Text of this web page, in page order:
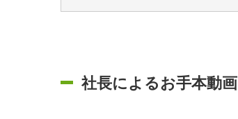
社長によるお手本動画